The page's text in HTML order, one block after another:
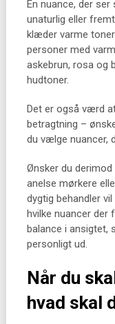
En nuance, der
unaturlig eller
klæder varme
personer med
askebrun, rosa og
hudtoner.
Det er også værd
betragtning –
du vælge nuancer,
Ønsker du
anelse mørkere
dygtig behandler
hvilke nuancer
balance i ansigtet,
personligt ud.
Når du
hvad skal